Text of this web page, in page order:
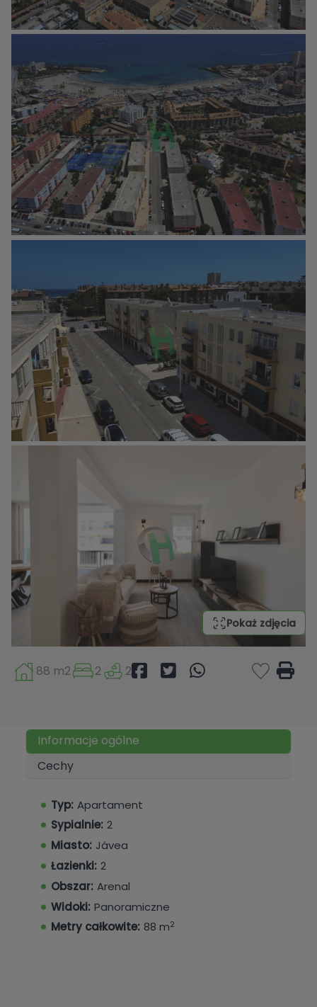
Pokaż zdjęcia
88 m2 2 2
Informacje ogólne
Cechy
Typ: Apartament
Sypialnie: 2
Miasto: Jávea
Łazienki: 2
Obszar: Arenal
Widoki: Panoramiczne
Metry całkowite: 88 m2